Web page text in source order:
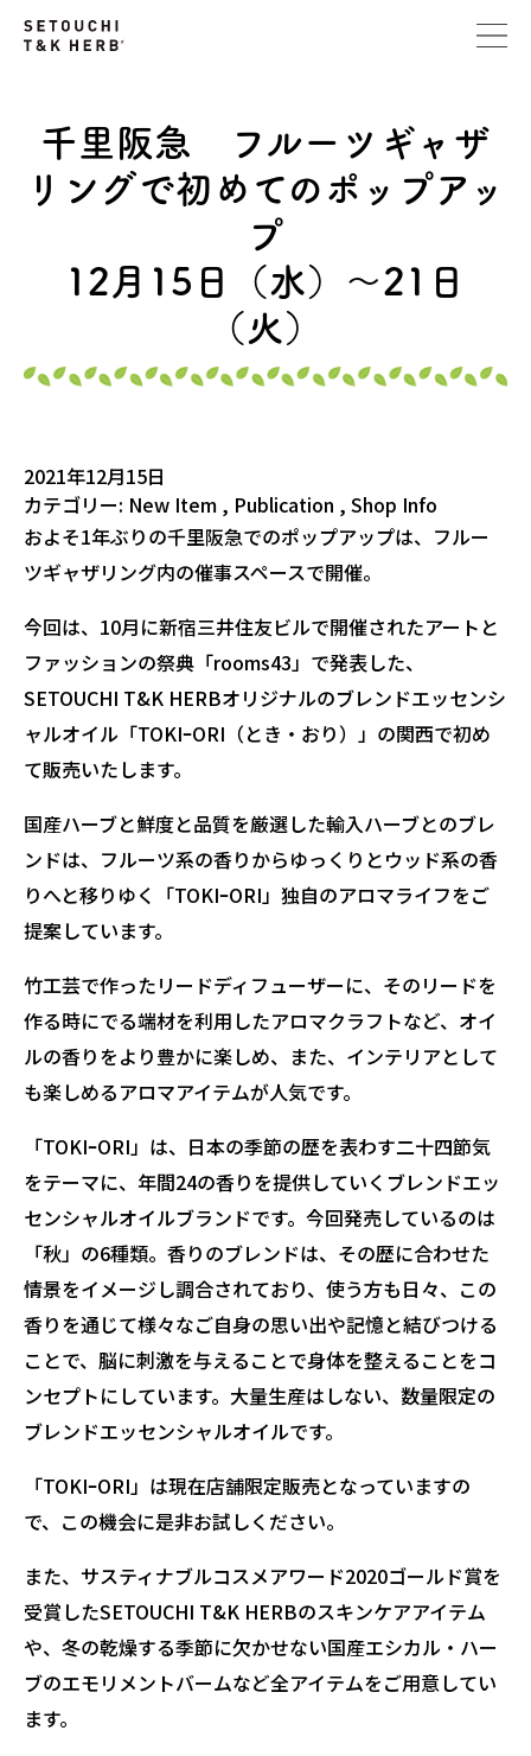
千里阪急 フルーツギャザ
リングで初めてのポップアッ
プ
12月15日（水）～21日
（火）
2021年12月15日
カテゴリー: New Item , Publication ,Shop Info
およそ1年ぶりの千里阪急でのポップアップは、フルー
ツギャザリング内の催事スペースで開催。
今回は、10月に新宿三井住友ビルで開催されたアートと
ファッションの祭典「rooms43」で発表した、
SETOUCHI T&K HERBオリジナルのブレンドエッセンシ
ャルオイル「TOKIｰORI（とき・おり）」の関西で初め
て販売いたします。
国産ハーブと鮮度と品質を厳選した輸入ハーブとのブレ
ンドは、フルーツ系の香りからゆっくりとウッド系の香
りへと移りゆく「TOKIｰORI」独自のアロマライフをご
提案しています。
竹工芸で作ったリードディフューザーに、そのリードを
作る時にでる端材を利用したアロマクラフトなど、オイ
ルの香りをより豊かに楽しめ、また、インテリアとして
も楽しめるアロマアイテムが人気です。
「TOKIｰORI」は、日本の季節の歴を表わす二十四節気
をテーマに、年間24の香りを提供していくブレンドエッ
センシャルオイルブランドです。今回発売しているのは
「秋」の6種類。香りのブレンドは、その歴に合わせた
情景をイメージし調合されており、使う方も日々、この
香りを通じて様々なご自身の思い出や記憶と結びつける
ことで、脳に刺激を与えることで身体を整えることをコ
ンセプトにしています。大量生産はしない、数量限定の
ブレンドエッセンシャルオイルです。
「TOKIｰORI」は現在店舗限定販売となっていますの
で、この機会に是非お試しください。
また、サスティナブルコスメアワード2020ゴールド賞を
受賞したSETOUCHI T&K HERBのスキンケアアイテム
や、冬の乾燥する季節に欠かせない国産エシカル・ハー
ブのエモリメントバームなど全アイテムをご用意してい
ます。